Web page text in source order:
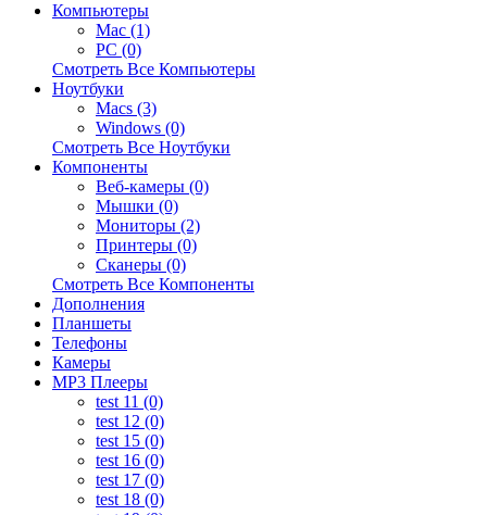
Компьютеры
Mac (1)
PC (0)
Смотреть Все Компьютеры
Ноутбуки
Macs (3)
Windows (0)
Смотреть Все Ноутбуки
Компоненты
Веб-камеры (0)
Мышки (0)
Мониторы (2)
Принтеры (0)
Сканеры (0)
Смотреть Все Компоненты
Дополнения
Планшеты
Телефоны
Камеры
MP3 Плееры
test 11 (0)
test 12 (0)
test 15 (0)
test 16 (0)
test 17 (0)
test 18 (0)